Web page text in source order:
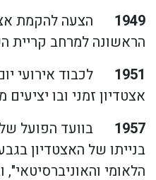
1949 הצעה להקמת
הראשונה למרחב קריית
1951 לכבוד אירועי
אצטדיון זמני ובו יציעים
1957 בוועד הפועל של
בנייתו של האצטדיון